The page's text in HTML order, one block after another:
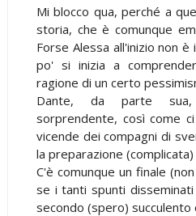
Mi blocco qua, perché a
storia, che è comunque
Forse Alessa all'inizio non
po' si inizia a
ragione di un certo
Dante, da parte
sorprendente, così come
vicende dei compagni di
la preparazione
C'è comunque un finale
se i tanti spunti
secondo (spero) succulento